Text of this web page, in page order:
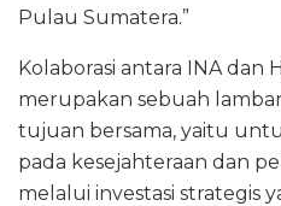
Pulau Sumatera.”
Kolaborasi antara INA dan
merupakan sebuah
tujuan bersama, yaitu
pada kesejahteraan dan
melalui investasi strategis